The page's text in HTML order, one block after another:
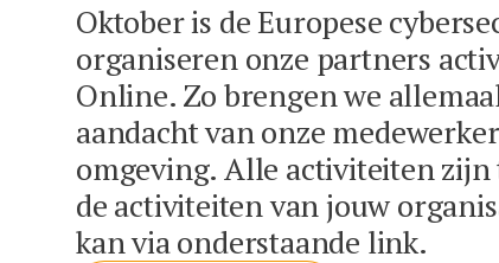
Oktober is de Europese
organiseren onze partners
Online. Zo brengen we
aandacht van onze
omgeving. Alle activiteiten zijn
de activiteiten van jouw
kan via onderstaande link.